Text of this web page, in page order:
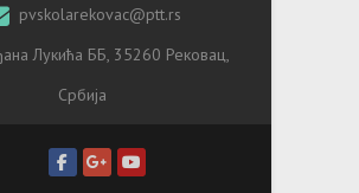
pvskolarekovac@ptt.rs
Лукића ББ, 35260 Рековац,
Србија